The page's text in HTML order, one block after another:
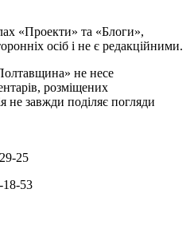
«Проекти» та «Блоги»,
осіб і не є редакційними.
не несе
розміщених
не завжди поділяє погляди
25
18-53